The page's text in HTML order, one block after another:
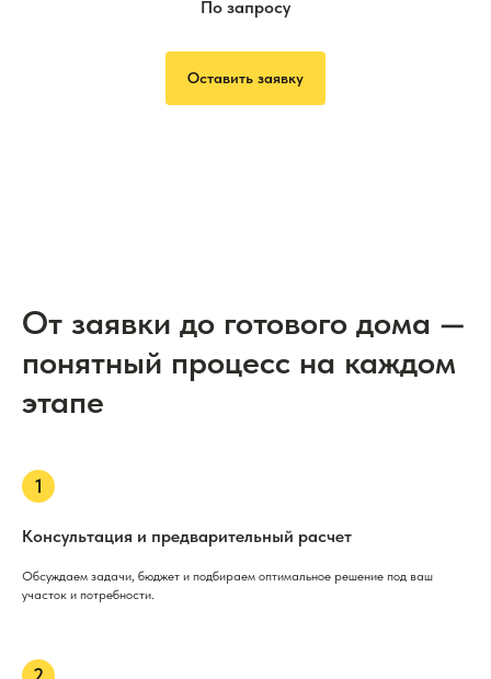
По запросу
Оставить заявку
От заявки до готового дома —
понятный процесс на каждом
этапе
Консультация и предварительный расчет
Обсуждаем задачи, бюджет и подбираем оптимальное решение под ваш
участок и потребности.